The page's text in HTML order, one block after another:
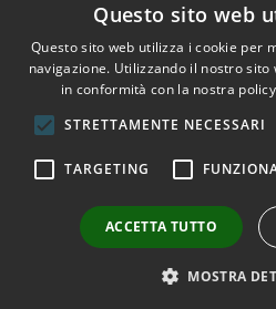
Note legali
Dichiarazione di accessibilità
RSS
Questo sito web
Questo sito web utilizza i cookie per
navigazione. Utilizzando il nostro
in conformità con la nostra
STRETTAMENTE NECESSARI
TARGETING
ACCETTA TUTTO
MOSTRA